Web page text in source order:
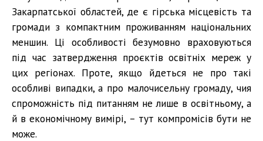
Закарпатської областей, де є гірська місцевість та
громади з компактним проживанням національних
меншин. Ці особливості безумовно враховуються
під час затвердження проєктів освітніх мереж у
цих регіонах. Проте, якщо йдеться не про такі
особливі випадки, а про малочисельну громаду, чия
спроможність під питанням не лише в освітньому, а
й в економічному вимірі, – тут компромісів бути не
може.